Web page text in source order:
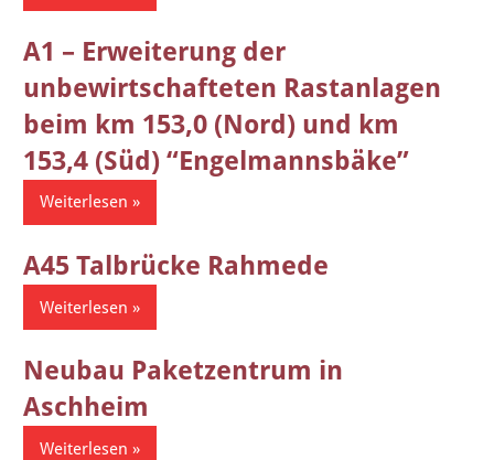
A1 – Erweiterung der
unbewirtschafteten Rastanlagen
beim km 153,0 (Nord) und km
153,4 (Süd) “Engelmannsbäke”
Weiterlesen
A45 Talbrücke Rahmede
Weiterlesen
Neubau Paketzentrum in
Aschheim
Weiterlesen